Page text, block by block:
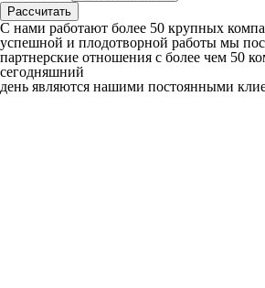
Рассчитать
C нами работают более 50 крупных
успешной и плодотворной работы мы
партнерские отношения с более чем 50
сегодняшний
день являются нашими постоянными